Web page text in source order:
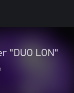
"DUO LON"